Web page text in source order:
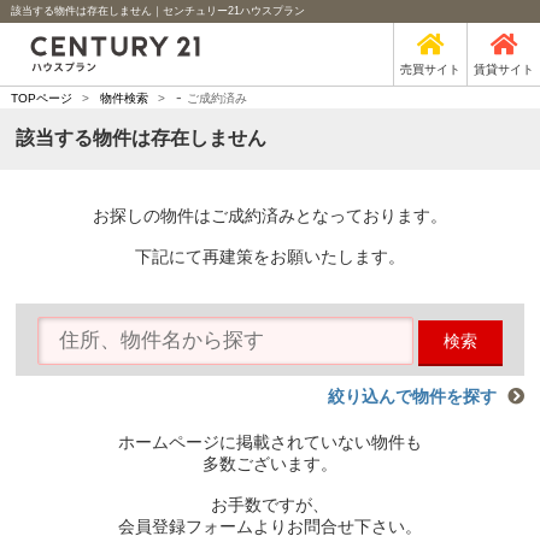
該当する物件は存在しません｜センチュリー21ハウスプラン
売買サイト 賃貸サイト
TOPページ > 物件検索 > - ご成約済み
該当する物件は存在しません
お探しの物件はご成約済みとなっております。
下記にて再建策をお願いたします。
検索
絞り込んで物件を探す
ホームページに掲載されていない物件も
多数ございます。
お手数ですが、
会員登録フォームよりお問合せ下さい。